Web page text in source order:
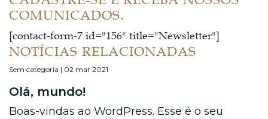
COMUNICADOS.
[contact-form-7 id="156" title="Newsletter"]
NOTÍCIAS RELACIONADAS
Sem categoria | 02 mar 2021
Olá, mundo!
Boas-vindas ao WordPress. Esse é o seu